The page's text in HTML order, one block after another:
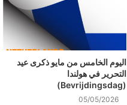
اليوم الخامس من مايو ذكرى عيد
التحرير في هولندا
(Bevrijdingsdag)
05/05/2026